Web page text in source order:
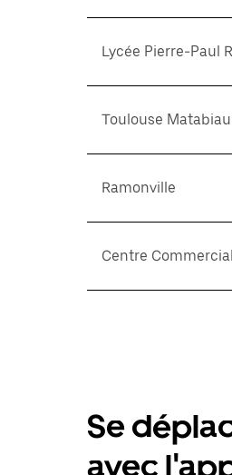
Lycée Pierre-Paul
Toulouse Matabiau
Ramonville
Centre
Se
avec